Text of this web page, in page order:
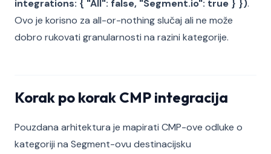
integrations: { "All": false, "Segment.io": true } }).
Ovo je korisno za all-or-nothing slučaj ali ne može
dobro rukovati granularnosti na razini kategorije.
Korak po korak CMP integracija
Pouzdana arhitektura je mapirati CMP-ove odluke o
kategoriji na Segment-ovu destinacijsku